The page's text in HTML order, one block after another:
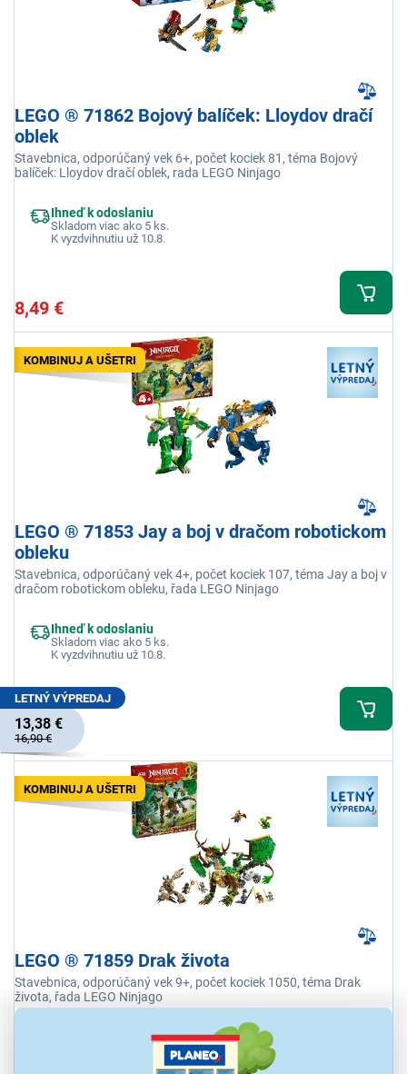
LEGO ® 71862 Bojový balíček: Lloydov dračí
oblek
Stavebnica, odporúčaný vek 6+, počet kociek 81, téma Bojový
balíček: Lloydov dračí oblek, rada LEGO Ninjago
Ihneď k odoslaniu
Skladom viac ako 5 ks.
K vyzdvihnutiu už 10.8.
8,49 €
KOMBINUJ A UŠETRI
LEGO ® 71853 Jay a boj v dračom robotickom
obleku
Stavebnica, odporúčaný vek 4+, počet kociek 107, téma Jay a boj v
dračom robotickom obleku, řada LEGO Ninjago
Ihneď k odoslaniu
Skladom viac ako 5 ks.
K vyzdvihnutiu už 10.8.
LETNÝ VÝPREDAJ
13,38 €
16,90 €
KOMBINUJ A UŠETRI
LEGO ® 71859 Drak života
Stavebnica, odporúčaný vek 9+, počet kociek 1050, téma Drak
života, řada LEGO Ninjago
Ihneď k odoslaniu
K vyzdvihnutiu už 10.8.